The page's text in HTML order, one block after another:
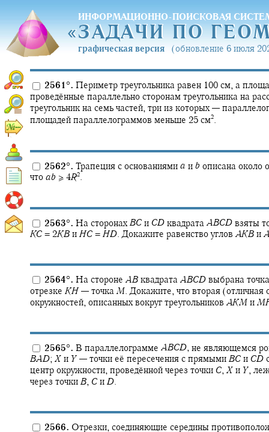
ИНФОРМАЦИОННО-ПОИСКОВАЯ
«ЗАДАЧИ ПО
«ЗАДАЧИ ПО
графическая версия (обновление 6 июля
2561°. Периметр треугольника равен 100 см, а
проведённые параллельно сторонам треугольника на
треугольник на семь частей, три из которых —
площадей параллелограммов меньше 25 см2.
2562°. Трапеция с основаниями a и b описана около
что ab ≥ 4R2.
2563°. На сторонах BC и CD квадрата ABCD взяты
KC = 2KB и HC = HD. Докажите равенство углов AKB и A
2564°. На стороне AB квадрата ABCD выбрана
отрезке KH — точка M. Докажите, что вторая (отличная
окружностей, описанных вокруг треугольников AKM и M
2565°. В параллелограмме ABCD, не являющемся
BAD; X и Y — точки её пересечения с прямыми BC и CD
центр окружности, проведённой через точки C, X и Y,
через точки B, C и D.
2566. Отрезки, соединяющие середины